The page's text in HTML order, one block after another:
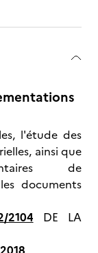
l'étude des
ainsi que
de
documents
2104 DE LA